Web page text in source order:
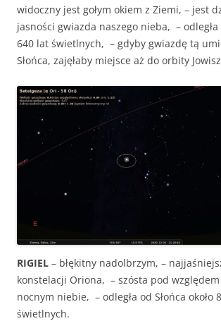
widoczny jest gołym okiem z Ziemi, – jest
jasności gwiazda naszego nieba, – odległa
640 lat świetlnych, – gdyby gwiazdę tą
Słońca, zajęłaby miejsce aż do orbity
RIGIEL – błękitny nadolbrzym, –
konstelacji Oriona, – szósta pod
nocnym niebie, – odległa od Słońca około
świetlnych.